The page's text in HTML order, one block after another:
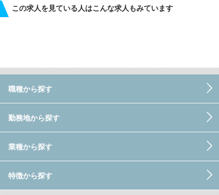
この求人を見ている人はこんな求人もみています
職種から探す
勤務地から探す
業種から探す
特徴から探す